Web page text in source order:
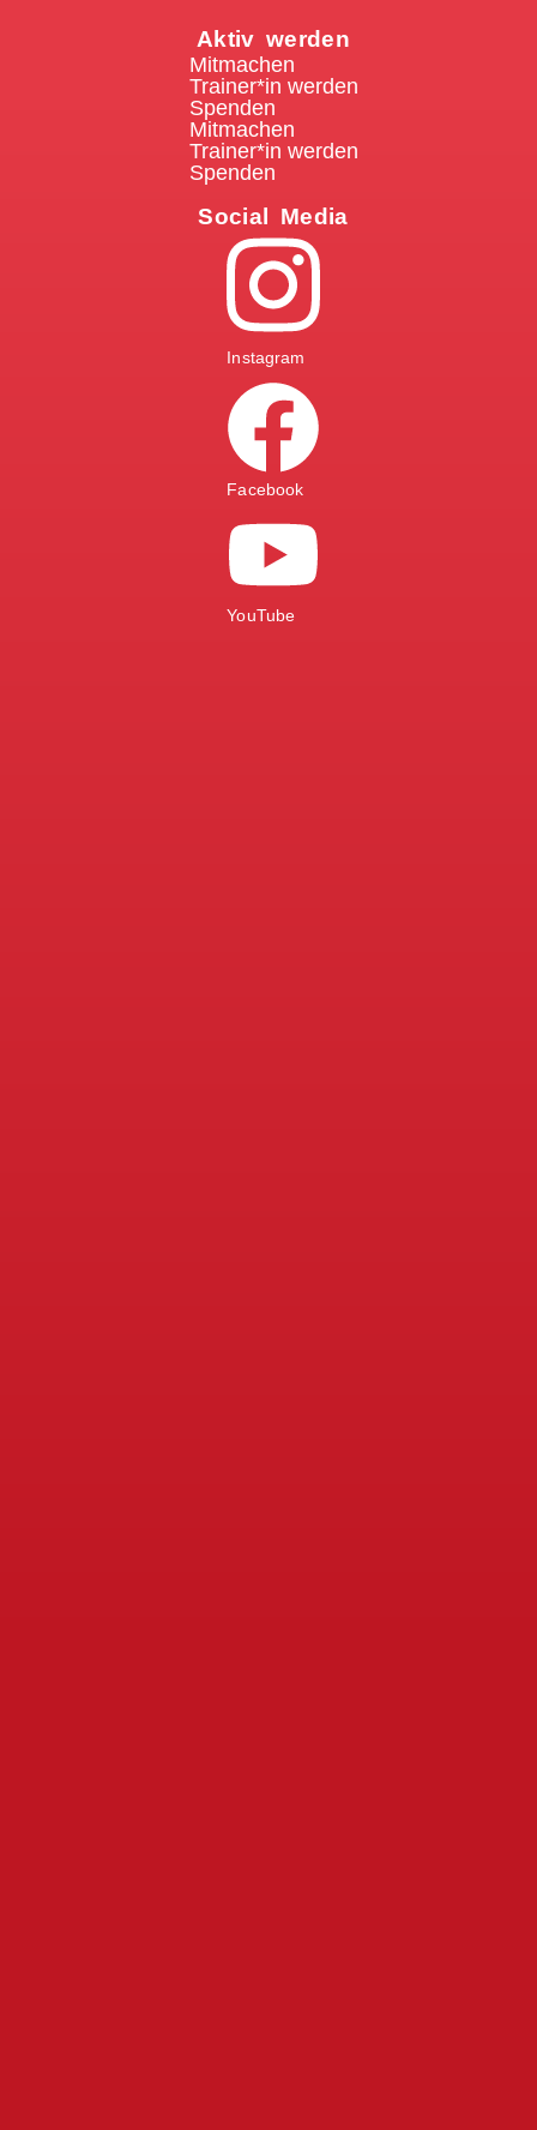
Aktiv werden
Mitmachen
Trainer*in werden
Spenden
Mitmachen
Trainer*in werden
Spenden
Social Media
Instagram
Facebook
YouTube